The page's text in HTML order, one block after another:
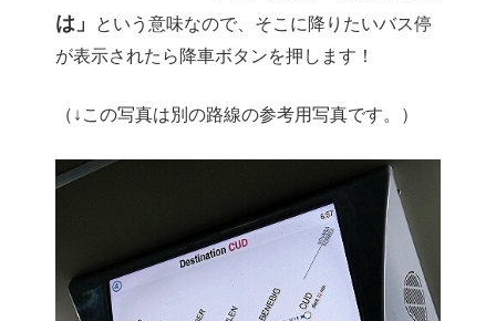
は」
という意味なので、そこに降りたいバス停
が表示されたら降車ボタンを押します！
（↓この写真は別の路線の参考用写真です。）